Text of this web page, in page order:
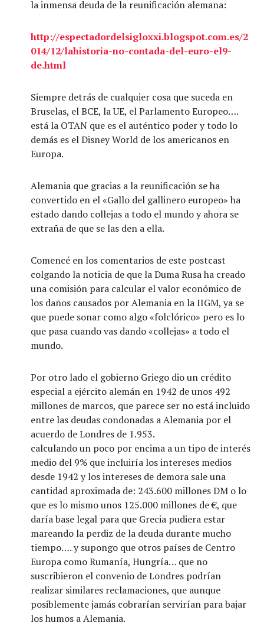
la inmensa deuda de la reunificación alemana:
http://espectadordelsigloxxi.blogspot.com.es/2
014/12/lahistoria-no-contada-del-euro-el9-
de.html
Siempre detrás de cualquier cosa que suceda en
Bruselas, el BCE, la UE, el Parlamento Europeo….
está la OTAN que es el auténtico poder y todo lo
demás es el Disney World de los americanos en
Europa.
Alemania que gracias a la reunificación se ha
convertido en el «Gallo del gallinero europeo» ha
estado dando collejas a todo el mundo y ahora se
extraña de que se las den a ella.
Comencé en los comentarios de este postcast
colgando la noticia de que la Duma Rusa ha creado
una comisión para calcular el valor económico de
los daños causados por Alemania en la IIGM, ya se
que puede sonar como algo «folclórico» pero es lo
que pasa cuando vas dando «collejas» a todo el
mundo.
Por otro lado el gobierno Griego dio un crédito
especial a ejército alemán en 1942 de unos 492
millones de marcos, que parece ser no está incluido
entre las deudas condonadas a Alemania por el
acuerdo de Londres de 1.953.
calculando un poco por encima a un tipo de interés
medio del 9% que incluiría los intereses medios
desde 1942 y los intereses de demora sale una
cantidad aproximada de: 243.600 millones DM o lo
que es lo mismo unos 125.000 millones de €, que
daría base legal para que Grecia pudiera estar
mareando la perdiz de la deuda durante mucho
tiempo…. y supongo que otros países de Centro
Europa como Rumanía, Hungría… que no
suscribieron el convenio de Londres podrían
realizar similares reclamaciones, que aunque
posiblemente jamás cobrarían servirían para bajar
los humos a Alemania.